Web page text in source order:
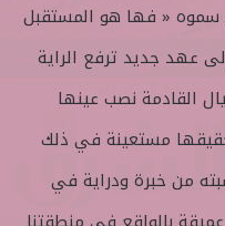
سموه « فها هو المستقبل
عهد جديد ترفع الراية
القادمة نصب عينها
مستعينة في ذلك
من خبرة ودراية في